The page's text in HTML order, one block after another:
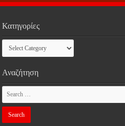
Κατηγορίες
Κατηγορίες
Αναζήτηση